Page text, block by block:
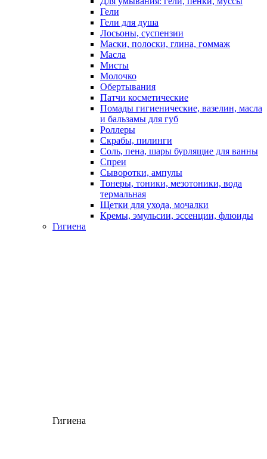
Гели
Гели для душа
Лосьоны, суспензии
Маски, полоски, глина, гоммаж
Масла
Мисты
Молочко
Обертывания
Патчи косметические
Помады гигиенические, вазелин, масла
и бальзамы для губ
Роллеры
Скрабы, пилинги
Соль, пена, шары бурлящие для ванны
Спреи
Сыворотки, ампулы
Тонеры, тоники, мезотоники, вода
термальная
Щетки для ухода, мочалки
Кремы, эмульсии, эссенции, флюиды
Гигиена
Гигиена